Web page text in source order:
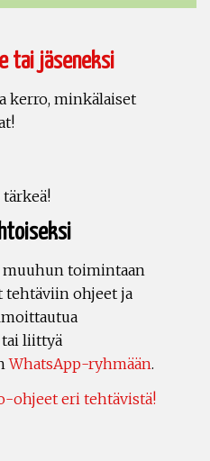
tai jäseneksi
kerro, minkälaiset
toimintaan
tehtäviin ohjeet ja
tai liittyä
WhatsApp-ryhmään.
ohjeet eri tehtävistä!